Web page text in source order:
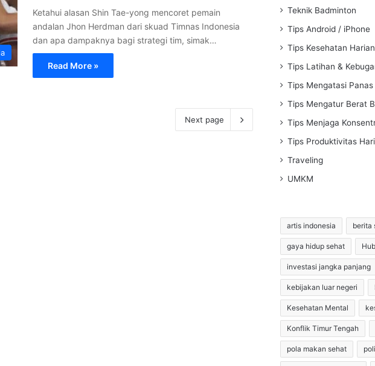
Ketahui alasan Shin Tae-yong mencoret pemain
andalan Jhon Herdman dari skuad Timnas Indonesia
dan apa dampaknya bagi strategi tim, simak…
Read More »
Next page
Teknik Badminton
Tips Android / iPhone
Tips Kesehatan Harian
Tips Latihan &
Tips Mengatasi Panas
Tips Mengatur Berat
Tips Menjaga
Tips Produktivitas
Traveling
UMKM
artis indonesia berita
gaya hidup sehat
investasi jangka panjang
kebijakan luar negeri
Kesehatan Mental
Konflik Timur Tengah
pola makan sehat